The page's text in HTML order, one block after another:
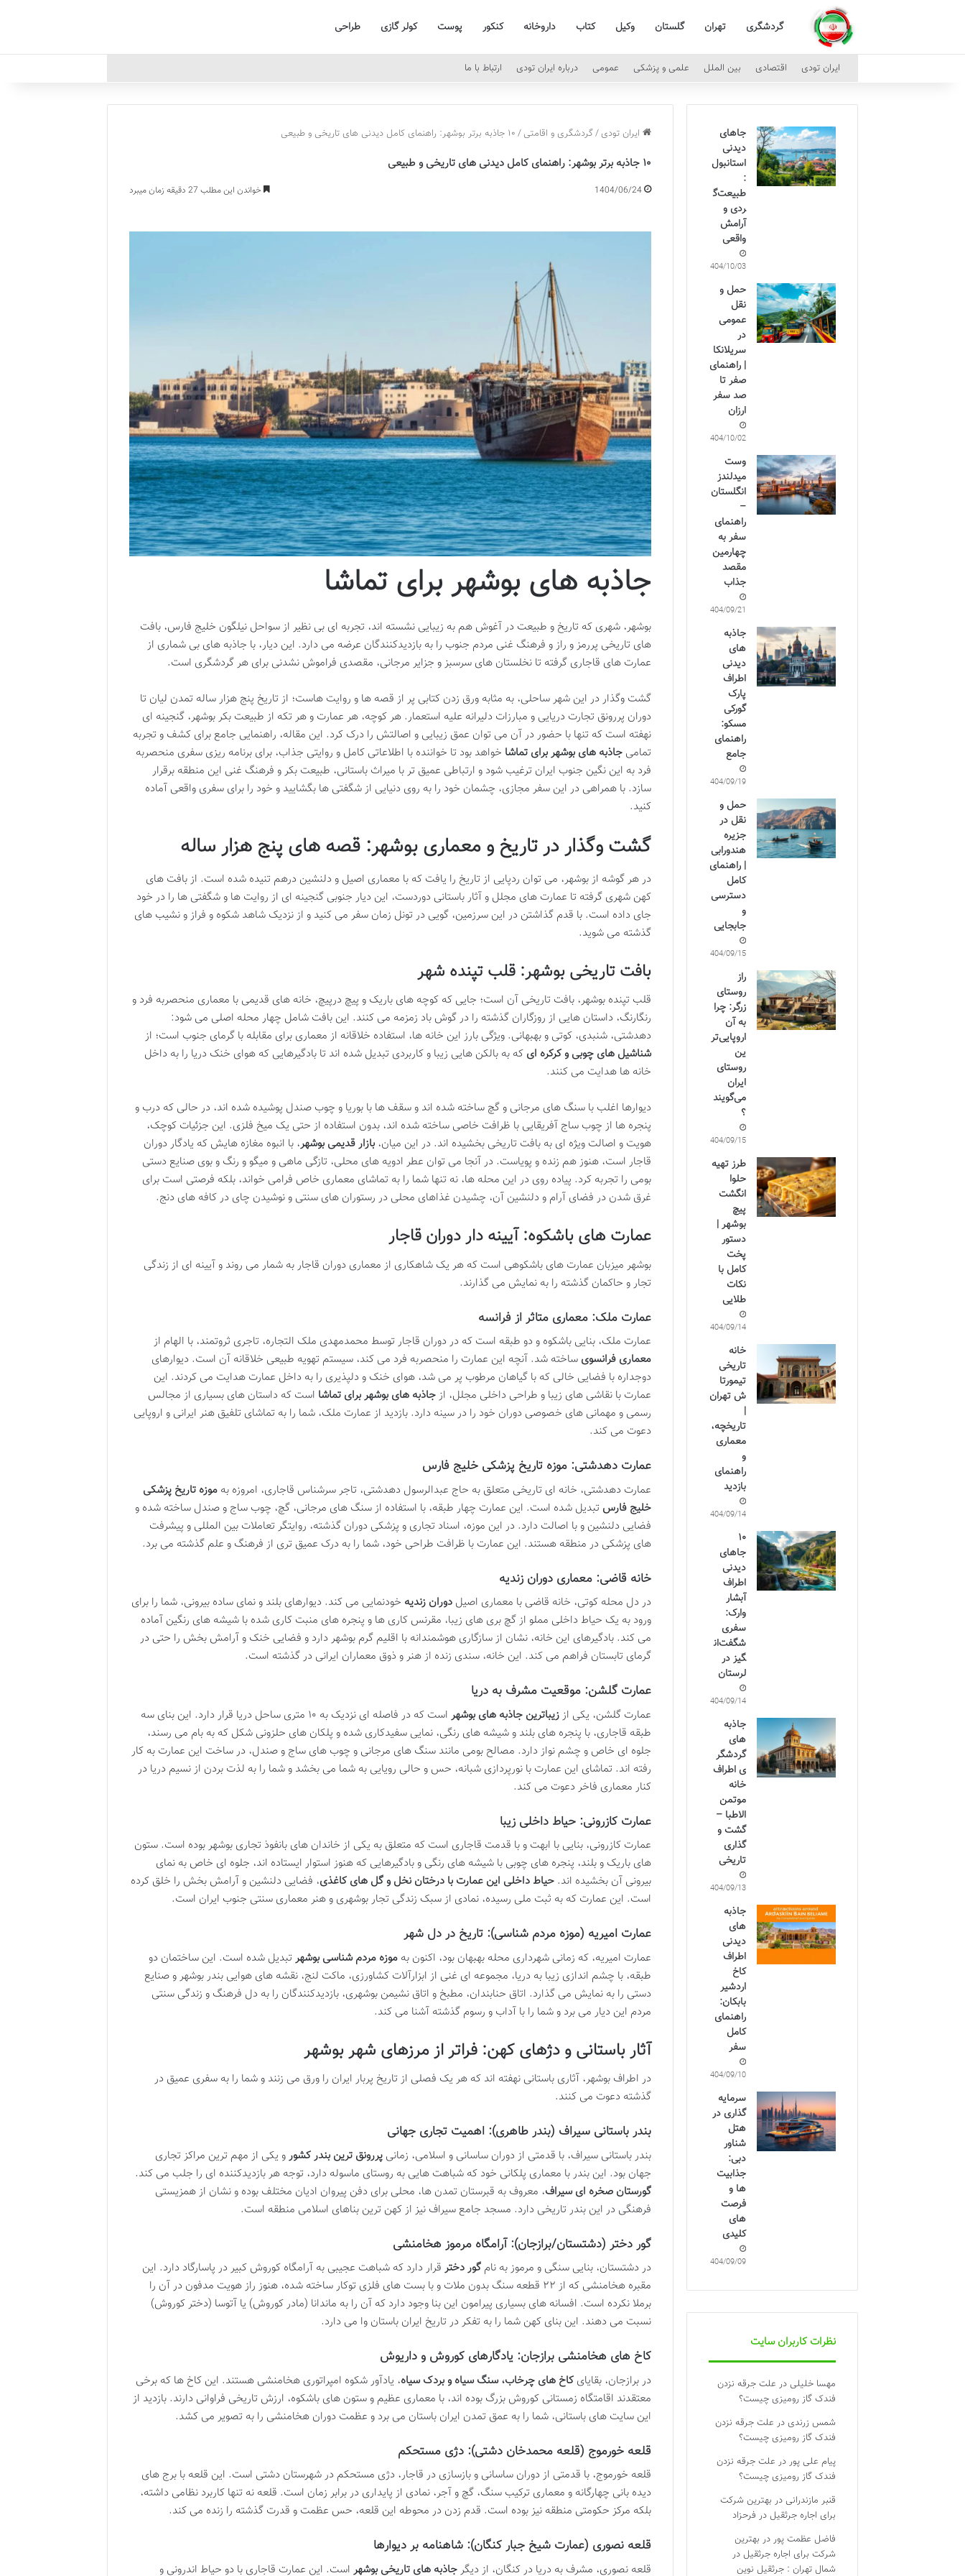
گردشگری تهران گلستان وکیل کتاب داروخانه کنکور پوست کولر گازی طراحی
ایران تودی اقتصادی بین الملل علمی و پزشکی عمومی درباره ایران تودی ارتباط با ما
ایران تودی /گردشگری و اقامتی / ۱۰ جاذبه برتر بوشهر: راهنمای کامل دیدنی های تاریخی و طبیعی
۱۰ جاذبه برتر بوشهر: راهنمای کامل دیدنی های تاریخی و طبیعی
1404/06/24 خواندن این مطلب 27 دقیقه زمان میبرد
جاذبه های بوشهر برای تماشا
بوشهر، شهری که تاریخ و طبیعت در آغوش هم به زیبایی نشسته اند، تجربه ای بی نظیر از سواحل نیلگون خلیج فارس، بافت
های تاریخی پررمز و راز و فرهنگ غنی مردم جنوب را به بازدیدکنندگان عرضه می دارد. این دیار، با جاذبه های بی شماری از
عمارت های قاجاری گرفته تا نخلستان های سرسبز و جزایر مرجانی، مقصدی فراموش نشدنی برای هر گردشگری است.
گشت وگذار در این شهر ساحلی، به مثابه ورق زدن کتابی پر از قصه ها و روایت هاست؛ از تاریخ پنج هزار ساله تمدن لیان تا
دوران پررونق تجارت دریایی و مبارزات دلیرانه علیه استعمار. هر کوچه، هر عمارت و هر تکه از طبیعت بکر بوشهر، گنجینه ای
نهفته است که تنها با حضور در آن می توان عمق زیبایی و اصالتش را درک کرد. این مقاله، راهنمایی جامع برای کشف و تجربه
تمامیجاذبه های بوشهر برای تماشا خواهد بود تا خواننده با اطلاعاتی کامل و روایتی جذاب، برای برنامه ریزی سفری منحصربه
فرد به این نگین جنوب ایران ترغیب شود و ارتباطی عمیق تر با میراث باستانی، طبیعت بکر و فرهنگ غنی این منطقه برقرار
سازد. با همراهی در این سفر مجازی، چشمان خود را به روی دنیایی از شگفتی ها بگشایید و خود را برای سفری واقعی آماده
کنید.
گشت وگذار در تاریخ و معماری بوشهر: قصه های پنج هزار ساله
در هر گوشه از بوشهر، می توان ردپایی از تاریخ را یافت که با معماری اصیل و دلنشین درهم تنیده شده است. از بافت های
کهن شهری گرفته تا عمارت های مجلل و آثار باستانی دوردست، این دیار جنوبی گنجینه ای از روایت ها و شگفتی ها را در خود
جای داده است. با قدم گذاشتن در این سرزمین، گویی در تونل زمان سفر می کنید و از نزدیک شاهد شکوه و فراز و نشیب های
گذشته می شوید.
بافت تاریخی بوشهر: قلب تپنده شهر
قلب تپنده بوشهر، بافت تاریخی آن است؛ جایی که کوچه های باریک و پیچ درپیچ، خانه های قدیمی با معماری منحصربه فرد و
رنگارنگ، داستان هایی از روزگاران گذشته را در گوش باد زمزمه می کنند. این بافت شامل چهار محله اصلی می شود:
دهدشتی، شنبدی، کوتی و بهبهانی. ویژگی بارز این خانه ها، استفاده خلاقانه از معماری برای مقابله با گرمای جنوب است؛ از
شناشیل های چوبی و کرکره ای که به بالکن هایی زیبا و کاربردی تبدیل شده اند تا بادگیرهایی که هوای خنک دریا را به داخل
خانه ها هدایت می کنند.
دیوارها اغلب با سنگ های مرجانی و گچ ساخته شده اند و سقف ها با بوریا و چوب صندل پوشیده شده اند، در حالی که درب و
پنجره ها از چوب ساج آفریقایی با ظرافت خاصی ساخته شده اند، بدون استفاده از حتی یک میخ فلزی. این جزئیات کوچک،
هویت و اصالت ویژه ای به بافت تاریخی بخشیده اند. در این میان،بازار قدیمی بوشهر، با انبوه مغازه هایش که یادگار دوران
قاجار است، هنوز هم زنده و پویاست. در آنجا می توان عطر ادویه های محلی، تازگی ماهی و میگو و رنگ و بوی صنایع دستی
بومی را تجربه کرد. پیاده روی در این محله ها، نه تنها شما را به تماشای معماری خاص فرامی خواند، بلکه فرصتی است برای
غرق شدن در فضای آرام و دلنشین آن، چشیدن غذاهای محلی در رستوران های سنتی و نوشیدن چای در کافه های دنج.
عمارت های باشکوه: آیینه دار دوران قاجار
بوشهر میزبان عمارت های باشکوهی است که هر یک شاهکاری از معماری دوران قاجار به شمار می روند و آیینه ای از زندگی
تجار و حاکمان گذشته را به نمایش می گذارند.
عمارت ملک: معماری متاثر از فرانسه
عمارت ملک، بنایی باشکوه و دو طبقه است که در دوران قاجار توسط محمدمهدی ملک التجاره، تاجری ثروتمند، با الهام از
معماری فرانسوی ساخته شد. آنچه این عمارت را منحصربه فرد می کند، سیستم تهویه طبیعی خلاقانه آن است. دیوارهای
دوجداره با فضایی خالی که با گیاهان مرطوب پر می شد، هوای خنک و دلپذیری را به داخل عمارت هدایت می کردند. این
عمارت با نقاشی های زیبا و طراحی داخلی مجلل، ازجاذبه های بوشهر برای تماشا است که داستان های بسیاری از مجالس
رسمی و مهمانی های خصوصی دوران خود را در سینه دارد. بازدید از عمارت ملک، شما را به تماشای تلفیق هنر ایرانی و اروپایی
دعوت می کند.
عمارت دهدشتی: موزه تاریخ پزشکی خلیج فارس
عمارت دهدشتی، خانه ای تاریخی متعلق به حاج عبدالرسول دهدشتی، تاجر سرشناس قاجاری، امروزه بهموزه تاریخ پزشکی
خلیج فارس تبدیل شده است. این عمارت چهار طبقه، با استفاده از سنگ های مرجانی، گچ، چوب ساج و صندل ساخته شده و
فضایی دلنشین و با اصالت دارد. در این موزه، اسناد تجاری و پزشکی دوران گذشته، روایتگر تعاملات بین المللی و پیشرفت
های پزشکی در منطقه هستند. این عمارت با ظرافت طراحی خود، شما را به درک عمیق تری از فرهنگ و علم گذشته می برد.
خانه قاضی: معماری دوران زندیه
در دل محله کوتی، خانه قاضی با معماری اصیلدوران زندیه خودنمایی می کند. دیوارهای بلند و نمای ساده بیرونی، شما را برای
ورود به یک حیاط داخلی مملو از گچ بری های زیبا، مقرنس کاری ها و پنجره های منبت کاری شده با شیشه های رنگین آماده
می کند. بادگیرهای این خانه، نشان از سازگاری هوشمندانه با اقلیم گرم بوشهر دارد و فضایی خنک و آرامش بخش را حتی در
گرمای تابستان فراهم می کند. این خانه، سندی زنده از هنر و ذوق معماران ایرانی در گذشته است.
عمارت گلشن: موقعیت مشرف به دریا
عمارت گلشن، یکی اززیباترین جاذبه های بوشهر
است که در فاصله ای نزدیک به ۱۰ متری ساحل دریا قرار دارد. این بنای سه
طبقه قاجاری، با پنجره های بلند و شیشه های رنگی، نمایی سفیدکاری شده و پلکان های حلزونی شکل که به بام می رسند،
جلوه ای خاص و چشم نواز دارد. مصالح بومی مانند سنگ های مرجانی و چوب های ساج و صندل، در ساخت این عمارت به کار
رفته اند. تماشای این عمارت با نورپردازی شبانه، حس و حالی رویایی به شما می بخشد و شما را به لذت بردن از نسیم دریا در
کنار معماری فاخر دعوت می کند.
عمارت کازرونی: حیاط داخلی زیبا
عمارت کازرونی، بنایی با ابهت و با قدمت قاجاری است که متعلق به یکی از خاندان های بانفوذ تجاری بوشهر بوده است. ستون
های باریک و بلند، پنجره های چوبی با شیشه های رنگی و بادگیرهایی که هنوز استوار ایستاده اند، جلوه ای خاص به نمای
بیرونی آن بخشیده اند.حیاط داخلی این عمارت با درختان نخل و گل های کاغذی، فضایی دلنشین و آرامش بخش را خلق کرده
است. این عمارت که به ثبت ملی رسیده، نمادی از سبک زندگی تجار بوشهری و هنر معماری سنتی جنوب ایران است.
عمارت امیریه (موزه مردم شناسی): تاریخ در دل شهر
عمارت امیریه، که زمانی شهرداری محله بهبهان بود، اکنون بهموزه مردم شناسی بوشهر تبدیل شده است. این ساختمان دو
طبقه، با چشم اندازی زیبا به دریا، مجموعه ای غنی از ابزارآلات کشاورزی، ماکت لنج، نقشه های هوایی بندر بوشهر و صنایع
دستی را به نمایش می گذارد. اتاق حنابندان، مطبخ و اتاق نشیمن بوشهری، بازدیدکنندگان را به دل فرهنگ و زندگی سنتی
مردم این دیار می برد و شما را با آداب و رسوم گذشته آشنا می کند.
آثار باستانی و دژهای کهن: فراتر از مرزهای شهر بوشهر
در اطراف بوشهر، آثاری باستانی نهفته اند که هر یک فصلی از تاریخ پربار ایران را ورق می زنند و شما را به سفری عمیق در
گذشته دعوت می کنند.
بندر باستانی سیراف (بندر طاهری): اهمیت تجاری جهانی
بندر باستانی سیراف، با قدمتی از دوران ساسانی و اسلامی، زمانیپررونق ترین بندر کشور و یکی از مهم ترین مراکز تجاری
جهان بود. این بندر با معماری پلکانی خود که شباهت هایی به روستای ماسوله دارد، توجه هر بازدیدکننده ای را جلب می کند.
گورستان صخره ای سیراف، معروف به قبرستان تمدن ها، محلی برای دفن پیروان ادیان مختلف بوده و نشان از همزیستی
فرهنگی در این بندر تاریخی دارد. مسجد جامع سیراف نیز از کهن ترین بناهای اسلامی منطقه است.
گور دختر (دشتستان/برازجان): آرامگاه مرموز هخامنشی
در دشتستان، بنایی سنگی و مرموز به نامگور دختر قرار دارد که شباهت عجیبی به آرامگاه کوروش کبیر در پاسارگاد دارد. این
مقبره هخامنشی که از ۲۲ قطعه سنگ بدون ملات و با بست های فلزی توکار ساخته شده، هنوز راز هویت مدفون در آن را
برملا نکرده است. افسانه های بسیاری پیرامون این بنا وجود دارد که آن را به ماندانا (مادر کوروش) یا آتوسا (دختر کوروش)
نسبت می دهند. این بنای کهن شما را به تفکر در تاریخ ایران باستان وا می دارد.
کاخ های هخامنشی برازجان: یادگارهای کوروش و داریوش
در برازجان، بقایایکاخ های چرخاب، سنگ سیاه و بردک سیاه، یادآور شکوه امپراتوری هخامنشی هستند. این کاخ ها که برخی
معتقدند اقامتگاه زمستانی کوروش بزرگ بوده اند، با معماری عظیم و ستون های باشکوه، ارزش تاریخی فراوانی دارند. بازدید از
این سایت های باستانی، شما را به عمق تمدن ایران باستان می برد و عظمت دوران هخامنشی را به تصویر می کشد.
قلعه خورموج (قلعه محمدخان دشتی): دژی مستحکم
قلعه خورموج، با قدمتی از دوران ساسانی و بازسازی در قاجار، دژی مستحکم در شهرستان دشتی است. این قلعه با برج های
دیده بانی چهارگانه و معماری ترکیب سنگ، گچ و آجر، نمادی از پایداری در برابر زمان است. قلعه نه تنها کاربرد نظامی داشته،
بلکه مرکز حکومتی منطقه نیز بوده است. قدم زدن در محوطه این قلعه، حس عظمت و قدرت گذشته را زنده می کند.
قلعه نصوری (عمارت شیخ جبار کنگان): شاهنامه بر دیوارها
قلعه نصوری، مشرف به دریا در کنگان، از دیگرجاذبه های تاریخی بوشهر است. این عمارت قاجاری با دو حیاط اندرونی و
جاهای
دیدنی
استانبول
:
طبیعت‌گ
ردی و
آرامش
واقعی
1404/10/03
حمل و
نقل
عمومی
در
سریلانکا
| راهنمای
صفر تا
صد سفر
ارزان
1404/10/02
وست
میدلندز
انگلستان
–
راهنمای
سفر به
چهارمین
مقصد
جذاب
1404/09/21
جاذبه
های
دیدنی
اطراف
پارک
گورکی
مسکو:
راهنمای
جامع
1404/09/19
حمل و
نقل در
جزیره
هندورابی
| راهنمای
کامل
دسترسی
و
جابجایی
1404/09/15
راز
روستای
زرگر: چرا
به آن
اروپایی‌تر
ین
روستای
ایران
می‌گویند
؟
1404/09/15
طرز تهیه
حلوا
انگشت
پیچ
بوشهر |
دستور
پخت
کامل با
نکات
طلایی
1404/09/14
خانه
تاریخی
تیمورتا
ش تهران
|
تاریخچه،
معماری
و
راهنمای
بازدید
1404/09/14
۱۰
جاهای
دیدنی
اطراف
آبشار
وارک:
سفری
شگفت‌ان
گیز در
لرستان
1404/09/14
جاذبه
های
گردشگر
ی اطراف
خانه
موتمن
الاطبا –
گشت و
گذاری
تاریخی
1404/09/13
جاذبه
های
دیدنی
اطراف
کاخ
اردشیر
بابکان:
راهنمای
کامل
سفر
1404/09/10
سرمایه
گذاری در
هتل
شناور
دبی:
جذابیت
ها و
فرصت
های
کلیدی
1404/09/09
نظرات کاربران سایت
مهسا خلیلی در علت جرقه نزدن
فندک گاز رومیزی چیست؟
شمس زرندی در علت جرقه نزدن
فندک گاز رومیزی چیست؟
پیام علی پور در علت جرقه نزدن
فندک گاز رومیزی چیست؟
قنبر مازندرانی در بهترین شرکت
برای اجاره جرثقیل در فرحزاد
فاضل عظمت پور در بهترین
شرکت برای اجاره جرثقیل در
شمال تهران : جرثقیل نوین